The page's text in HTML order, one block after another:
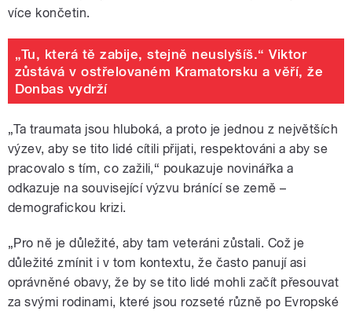
více končetin.
„Tu, která tě zabije, stejně neuslyšíš.“ Viktor
zůstává v ostřelovaném Kramatorsku a věří, že
Donbas vydrží
„Ta traumata jsou hluboká, a proto je jednou z největších
výzev, aby se tito lidé cítili přijati, respektováni a aby se
pracovalo s tím, co zažili,“ poukazuje novinářka a
odkazuje na související výzvu bránící se země –
demografickou krizi.
„Pro ně je důležité, aby tam veteráni zůstali. Což je
důležité zmínit i v tom kontextu, že často panují asi
oprávněné obavy, že by se tito lidé mohli začít přesouvat
za svými rodinami, které jsou rozseté různě po Evropské